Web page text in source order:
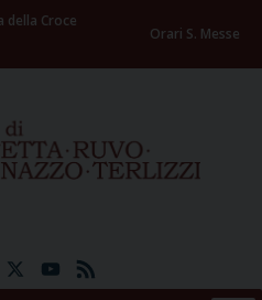
della Croce
Orari S. Messe
InstagramYouTube